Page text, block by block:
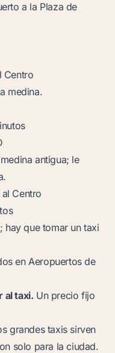
a la Plaza de
Centro
medina.
antigua; le
Centro
hay que tomar un taxi
en Aeropuertos de
al taxi. Un precio fijo
grandes taxis sirven
solo para la ciudad.